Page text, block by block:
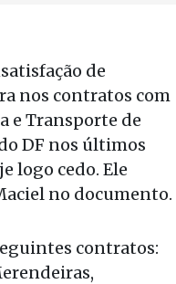
de
nos contratos com
e Transporte de
DF nos últimos
logo cedo. Ele
no documento.
contratos: